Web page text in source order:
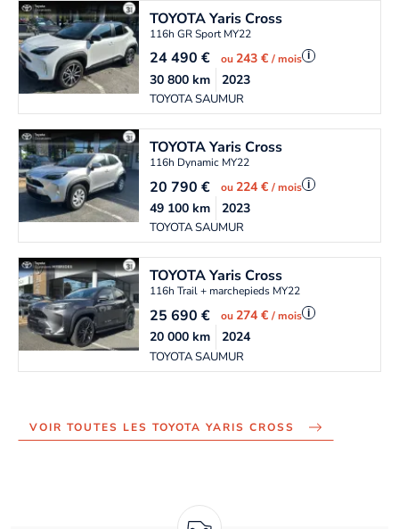
TOYOTAYaris Cross
116h GR Sport MY22
24 490€ ou243 €/ mois i
TOYOTA SAUMUR
30 800km 2023
TOYOTAYaris Cross
116h Dynamic MY22
20 790€ ou224 €/ mois i
TOYOTA SAUMUR
49 100km 2023
TOYOTAYaris Cross
116h Trail + marchepieds MY22
25 690€ ou274 €/ mois i
TOYOTA SAUMUR
20 000km 2024
VOIR TOUTES LES TOYOTA YARIS CROSS